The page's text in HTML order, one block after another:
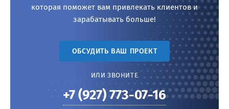
которая поможет вам привлекать клиентов и
зарабатывать больше!
ОБСУДИТЬ ВАШ ПРОЕКТ
ИЛИ ЗВОНИТЕ
+7 (927) 773-07-16